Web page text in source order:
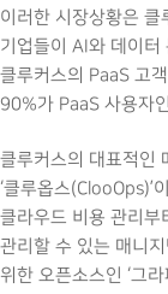
이러한 시장상황은 클
기업들이 AI와 데이터
클루커스의 PaaS 고
90%가 PaaS 사용자
클루커스의 대표적인
‘클루옵스(ClooOps)’
클라우드 비용 관리부
관리할 수 있는 매니
위한 오픈소스인 ‘그